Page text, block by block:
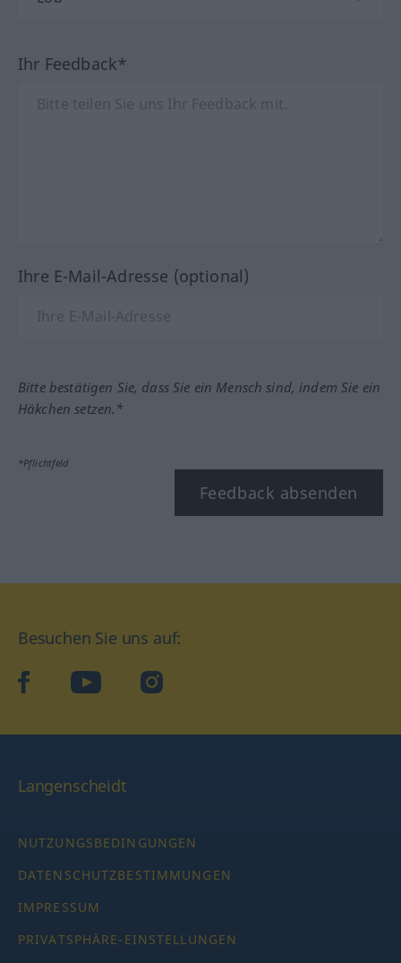
Ihr Feedback*
Ihre E-Mail-Adresse (optional)
Bitte bestätigen Sie, dass Sie ein Mensch sind, indem Sie ein
Häkchen setzen.*
*Pflichtfeld
Feedback absenden
Besuchen Sie uns auf:
facebookYouTube Instagram
Langenscheidt
NUTZUNGSBEDINGUNGEN
DATENSCHUTZBESTIMMUNGEN
IMPRESSUM
PRIVATSPHÄRE-EINSTELLUNGEN